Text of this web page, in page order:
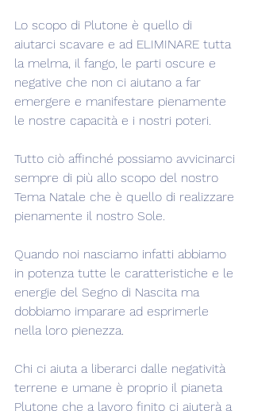
Lo scopo di Plutone è quello di
aiutarci scavare e ad ELIMINARE tutta
la melma, il fango, le parti oscure e
negative che non ci aiutano a far
emergere e manifestare pienamente
le nostre capacità e i nostri poteri.
Tutto ciò affinché possiamo avvicinarci
sempre di più allo scopo del nostro
Tema Natale che è quello di realizzare
pienamente il nostro Sole.
Quando noi nasciamo infatti abbiamo
in potenza tutte le caratteristiche e le
energie del Segno di Nascita ma
dobbiamo imparare ad esprimerle
nella loro pienezza.
Chi ci aiuta a liberarci dalle negatività
terrene e umane è proprio il pianeta
Plutone che a lavoro finito ci aiuterà a